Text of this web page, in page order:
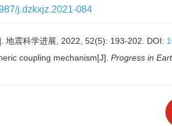
j.dzkxjz.2021-084
震科学进展, 2022, 52(5): 193-202. DOI:
coupling mechanism[J]. Progress in